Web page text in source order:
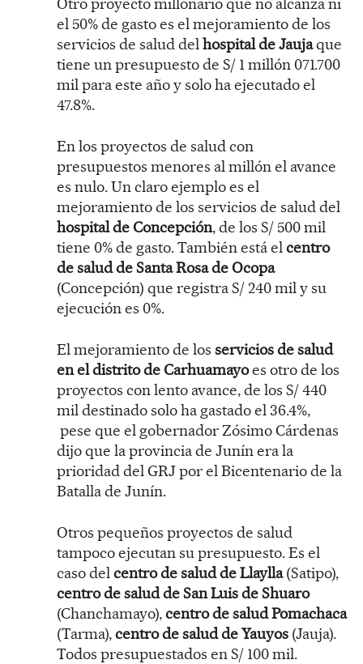
el 50% de gasto es el mejoramiento de los
servicios de salud delhospital de Jaujaque
tiene un presupuesto de S/ 1 millón 071.700
mil para este año y solo ha ejecutado el
47.8%.
En los proyectos de salud con
presupuestos menores al millón el avance
es nulo. Un claro ejemplo es el
mejoramiento de los servicios de salud del
hospital de Concepción, de los S/ 500 mil
tiene 0% de gasto. También está elcentro
de salud de Santa Rosa de Ocopa
(Concepción) que registra S/ 240 mil y su
ejecución es 0%.
El mejoramiento de los servicios de salud
en el distrito de Carhuamayoes otro de los
proyectos con lento avance, de los S/ 440
mil destinado solo ha gastado el 36.4%,
pese que el gobernador Zósimo Cárdenas
dijo que la provincia de Junín era la
prioridad del GRJ por el Bicentenario de la
Batalla de Junín.
Otros pequeños proyectos de salud
tampoco ejecutan su presupuesto. Es el
caso delcentro de salud de Llaylla(Satipo),
centro de salud de San Luis de Shuaro
(Chanchamayo),centro de salud Pomachaca
(Tarma),centro de salud de Yauyos (Jauja).
Todos presupuestados en S/ 100 mil.